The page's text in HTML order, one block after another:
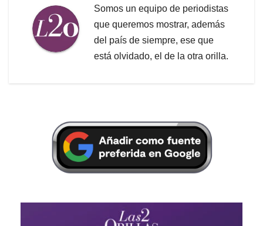
Somos un equipo de periodistas
que queremos mostrar, además
del país de siempre, ese que
está olvidado, el de la otra orilla.